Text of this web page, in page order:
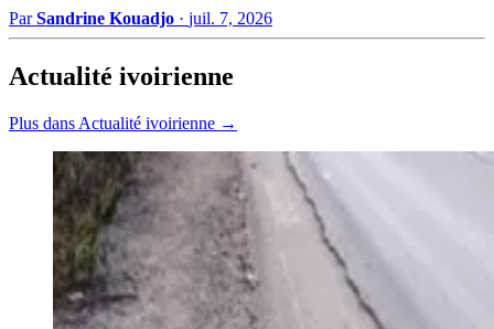
ParSandrine Kouadjo · juil. 7, 2026
Actualité ivoirienne
Plus dans Actualité ivoirienne →